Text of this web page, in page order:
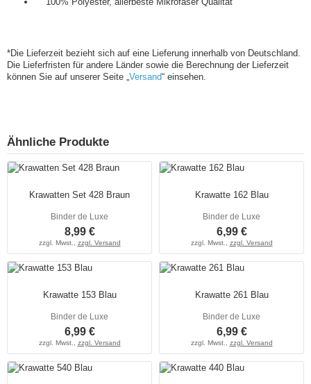
*Die Lieferzeit bezieht sich auf eine Lieferung innerhalb von Deutschland.
Die Lieferfristen für andere Länder sowie die Berechnung der Lieferzeit
können Sie auf unserer Seite „Versand“ einsehen.
Ähnliche Produkte
Krawatten Set 428 Braun
Binder de Luxe
8,99 €
zzgl. Mwst., zzgl. Versand
Krawatte 162 Blau
Binder de Luxe
6,99 €
zzgl. Mwst., zzgl. Versand
Krawatte 153 Blau
Binder de Luxe
6,99 €
zzgl. Mwst., zzgl. Versand
Krawatte 261 Blau
Binder de Luxe
6,99 €
zzgl. Mwst., zzgl. Versand